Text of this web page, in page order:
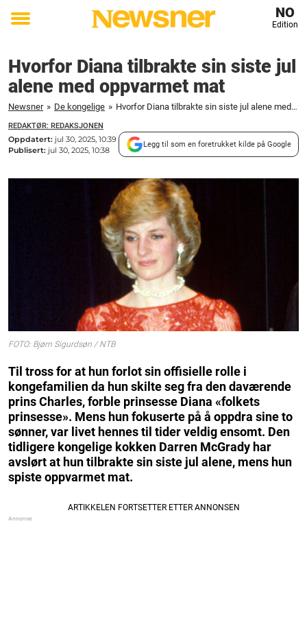
Toggle
NO
Edition
Hvorfor Diana tilbrakte sin siste jul
alene med oppvarmet mat
Newsner » De kongelige » Hvorfor Diana tilbrakte sin siste jul alene med oppvarmet mat
REDAKTØR: REDAKSJONEN
Oppdatert: jul 30, 2025, 10:39
Publisert: jul 30, 2025, 10:38
Legg til som en foretrukket kilde på Google
FOTO: Bjørn Sigurdsøn / NTB
Til tross for at hun forlot sin offisielle rolle i
kongefamilien da hun skilte seg fra den daværende
prins Charles, forble prinsesse Diana «folkets
prinsesse». Mens hun fokuserte på å oppdra sine to
sønner, var livet hennes til tider veldig ensomt. Den
tidligere kongelige kokken Darren McGrady har
avslørt at hun tilbrakte sin siste jul alene, mens hun
spiste oppvarmet mat.